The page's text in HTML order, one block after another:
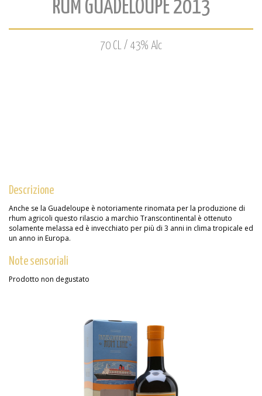
RUM GUADELOUPE 2013
70 CL / 43% Alc
Descrizione
Anche se la Guadeloupe è notoriamente rinomata per la produzione di
rhum agricoli questo rilascio a marchio Transcontinental è ottenuto
solamente melassa ed è invecchiato per più di 3 anni in clima tropicale ed
un anno in Europa.
Note sensoriali
Prodotto non degustato